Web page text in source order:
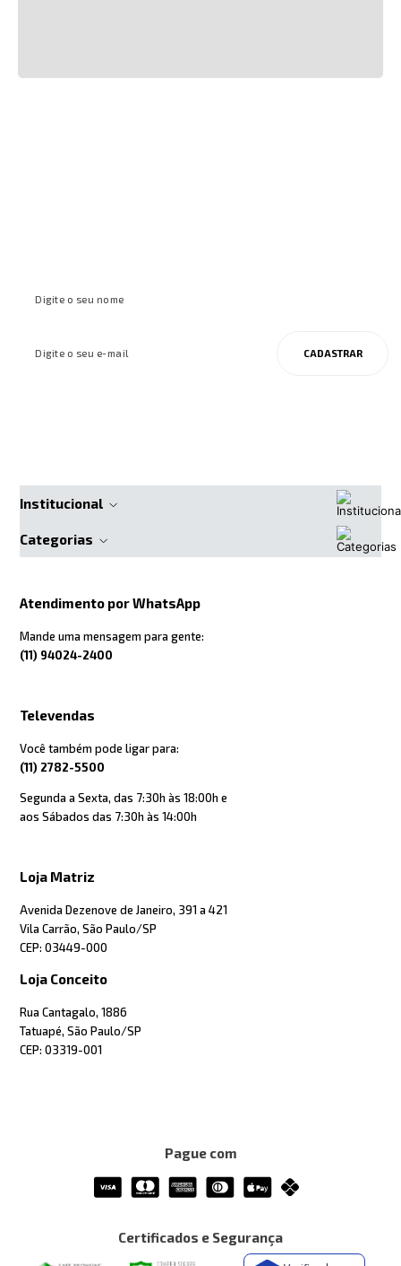
CADASTRAR
Institucional
Categorias
Atendimento por WhatsApp
Mande uma mensagem para gente:
(11) 94024-2400
Televendas
Você também pode ligar para:
(11) 2782-5500
Segunda a Sexta, das 7:30h às 18:00h e
aos Sábados das 7:30h às 14:00h
Loja Matriz
Avenida Dezenove de Janeiro, 391 a 421
Vila Carrão, São Paulo/SP
CEP: 03449-000
Loja Conceito
Rua Cantagalo, 1886
Tatuapé, São Paulo/SP
CEP: 03319-001
Pague com
Certificados e Segurança